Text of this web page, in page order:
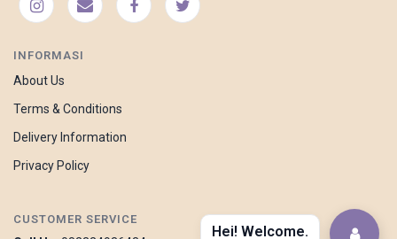
Hei! Welcome.
INFORMASI
About Us
Terms & Conditions
Delivery Information
Privacy Policy
CUSTOMER SERVICE